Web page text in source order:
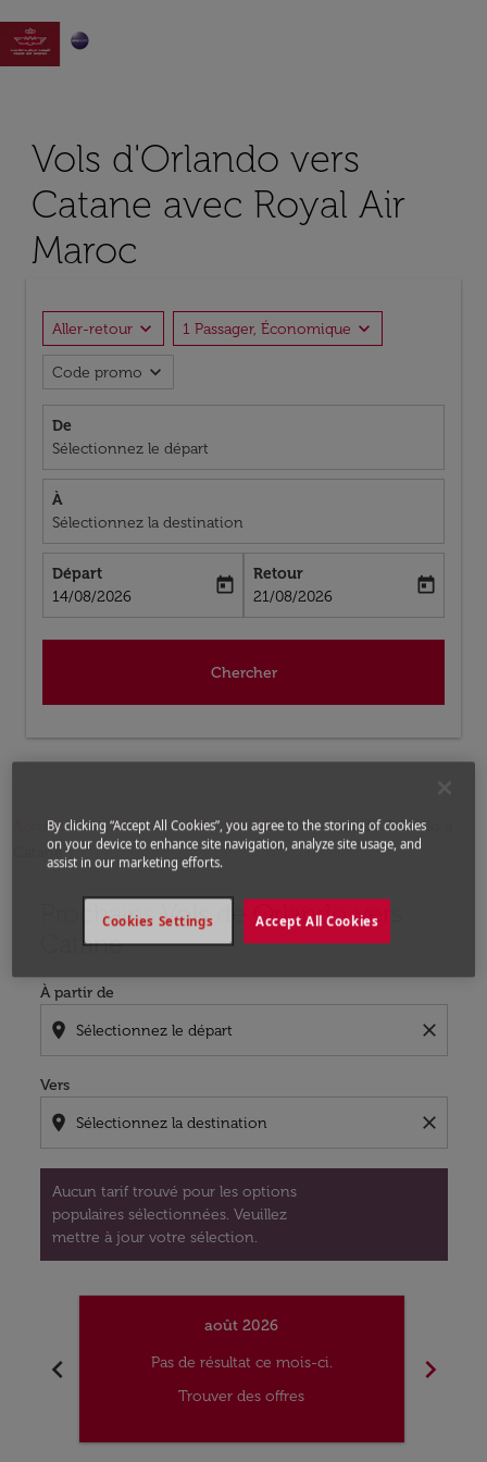

Vols d'Orlando vers
Catane avec Royal Air
Maroc
Aller-retour expand_more 1 Passager, Économique expand_more
Code promo expand_more
De
Sélectionnez le départ
À
Sélectionnez la destination
Départ
fc-booking-departure-date-aria-label
14/08/2026
today
Retour
fc-booking-return-date-aria-label
21/08/2026
today
Chercher
Accueil Vols Vols pour Italie
Vols de Orlando a
Catane
Prochains Vols de Orlando vers
Catane
À partir de
location_on close
Vers
location_on close
Aucun tarif trouvé pour les options
populaires sélectionnées. Veuillez
mettre à jour votre sélection.
Aucun tarif trouvé pour les options populaires
chevron_left
août 2026
Pas de résultat ce mois-ci.
Trouver des offres
chevron_right
By clicking “Accept All Cookies”, you agree to the storing of cookies
on your device to enhance site navigation, analyze site usage, and
assist in our marketing efforts.
Accept All Cookies
Cookies Settings